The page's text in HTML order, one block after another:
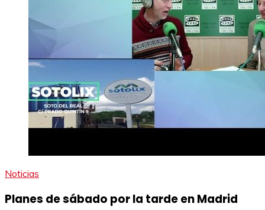
Noticias
Planes de sábado por la tarde en Madrid